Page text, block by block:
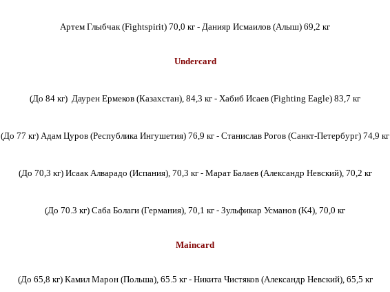
Артем Глыбчак (Fightspirit) 70,0 кг - Данияр Исмаилов (Алыш) 69,2 кг
Undercard
(До 84 кг) Даурен Ермеков (Казахстан), 84,3 кг - Хабиб Исаев (Fighting Eagle) 83,7 кг
(До 77 кг) Адам Цуров (Республика Ингушетия) 76,9 кг - Станислав Рогов (Санкт-Петербург) 74,9 кг
(До 70,3 кг) Исаак Алварадо (Испания), 70,3 кг - Марат Балаев (Александр Невский), 70,2 кг
(До 70.3 кг) Саба Болаги (Германия), 70,1 кг - Зульфикар Усманов (K4), 70,0 кг
Maincard
(До 65,8 кг) Камил Марон (Польша), 65.5 кг - Никита Чистяков (Александр Невский), 65,5 кг